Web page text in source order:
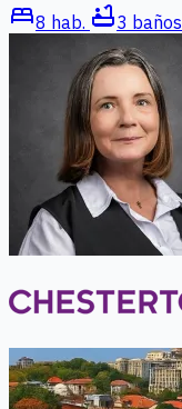
bed8 hab. bathtub3 baños